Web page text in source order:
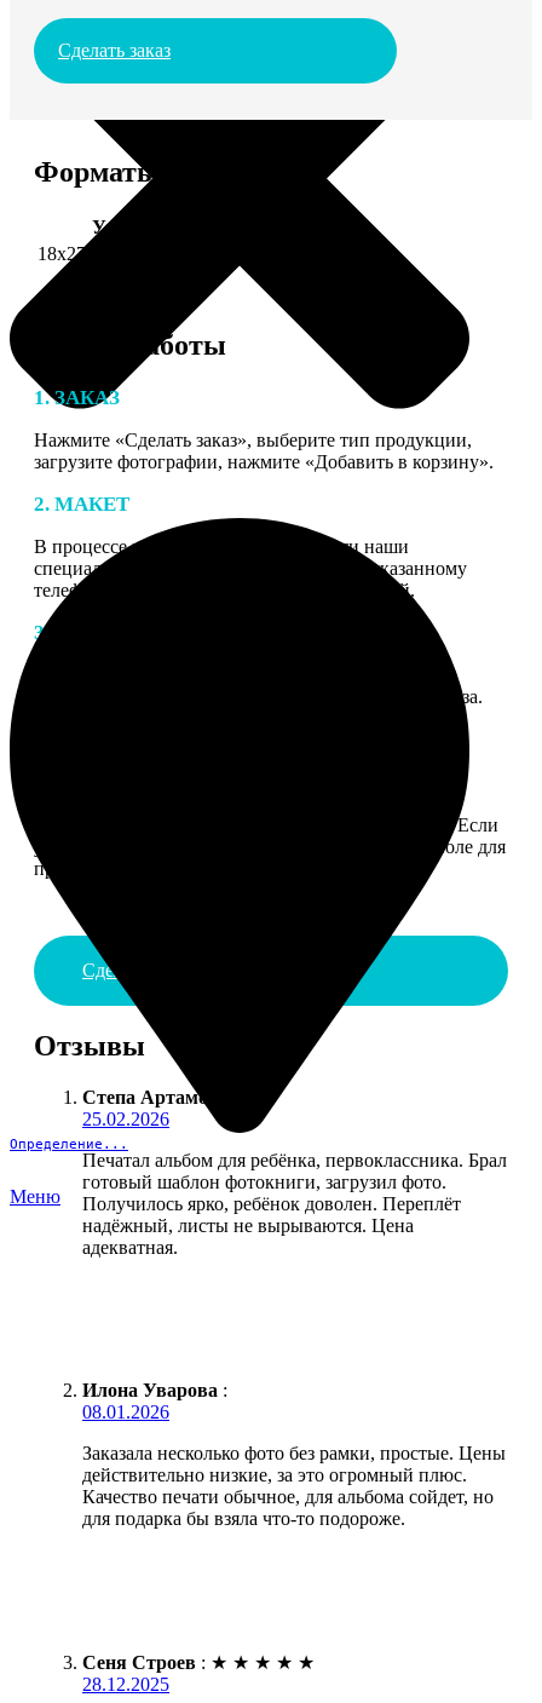
Определение...
Меню
Сделать заказ
Форматы и цены
Услуга
18х27 см 126 частей
Этапы работы
1. ЗАКАЗ
Нажмите «Сделать заказ», выберите тип продукции,
загрузите фотографии, нажмите «Добавить в корзину».
2. МАКЕТ
В процессе подготовки заказа к печати наши
специалисты могут связаться с Вами по указанному
телефону или email для согласования деталей.
3. ИЗГОТОВЛЕНИЕ
получите подтверждение на email с описанием заказа.
Введите адрес и выберите способ доставки заказа. Если
у вас есть промокод, введите его в специальное поле для
промокода.
Сделать заказ
Отзывы
Степа Артамонов
25.02.2026
Печатал альбом для ребёнка, первоклассника. Брал
готовый шаблон фотокниги, загрузил фото.
Получилось ярко, ребёнок доволен. Переплёт
надёжный, листы не вырываются. Цена
адекватная.
Илона Уварова :
08.01.2026
Заказала несколько фото без рамки, простые. Цены
действительно низкие, за это огромный плюс.
Качество печати обычное, для альбома сойдет, но
для подарка бы взяла что-то подороже.
Сеня Строев : ★ ★ ★ ★ ★
28.12.2025